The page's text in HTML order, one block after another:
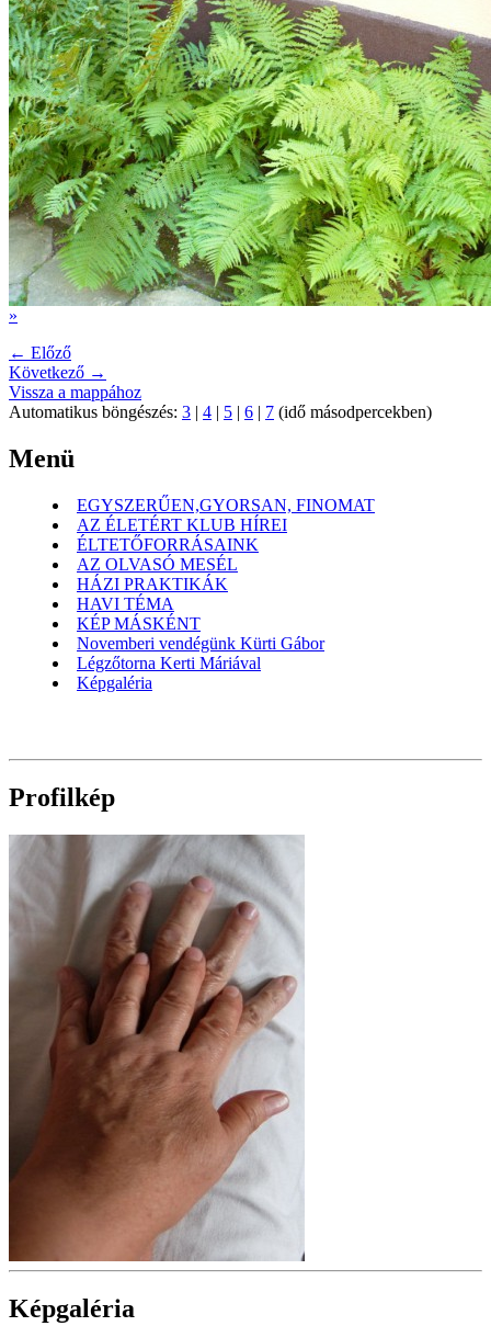
»
← Előző
Következő →
Vissza a mappához
Automatikus böngészés: 3 | 4 | 5 | 6 | 7 (idő másodpercekben)
Menü
EGYSZERŰEN,GYORSAN, FINOMAT
AZ ÉLETÉRT KLUB HÍREI
ÉLTETŐFORRÁSAINK
AZ OLVASÓ MESÉL
HÁZI PRAKTIKÁK
HAVI TÉMA
KÉP MÁSKÉNT
Novemberi vendégünk Kürti Gábor
Légzőtorna Kerti Máriával
Képgaléria
Profilkép
Képgaléria